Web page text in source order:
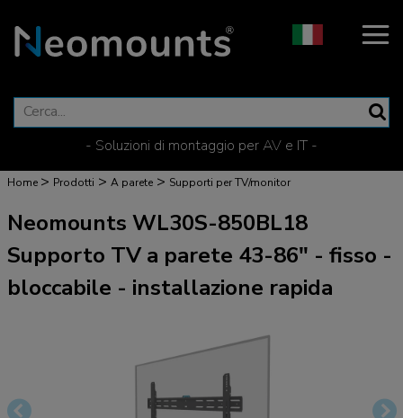
- Soluzioni di montaggio per AV e IT -
Home > Prodotti > A parete > Supporti per TV/monitor
Neomounts WL30S-850BL18
Supporto TV a parete 43-86" - fisso -
bloccabile - installazione rapida